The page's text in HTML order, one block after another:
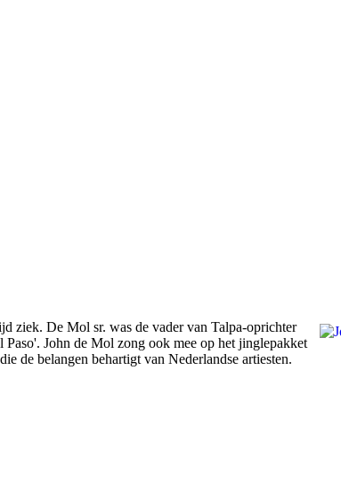
ziek. De Mol sr. was de vader van Talpa-oprichter
John de Mol zong ook mee op het jinglepakket
de belangen behartigt van Nederlandse artiesten.